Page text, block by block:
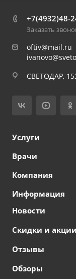
+7(4932)48-
Заказать
oftiv@mail.ru
СВЕТОДАР,
Услуги
Врачи
Компания
Информация
Новости
Скидки и акции
Отзывы
Обзоры